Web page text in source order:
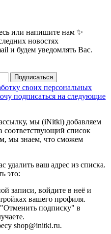
или напишите нам ✨
новостях
и будем уведомлять Вас.
Подписаться
своих персональных
подписаться на следующие
мы (iNitki) добавляем
соответствующий список
мы знаем, что сможем
удалить ваш адрес из списка.
это:
записи, войдите в неё и
вашего профиля.
подписку" в
shop@initki.ru.